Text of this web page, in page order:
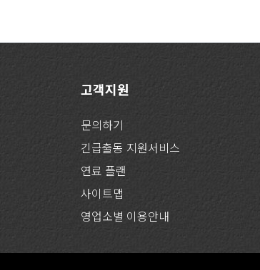
고객지원
문의하기
긴급출동 지원서비스
연료 플랜
사이트맵
영업소별 이용안내